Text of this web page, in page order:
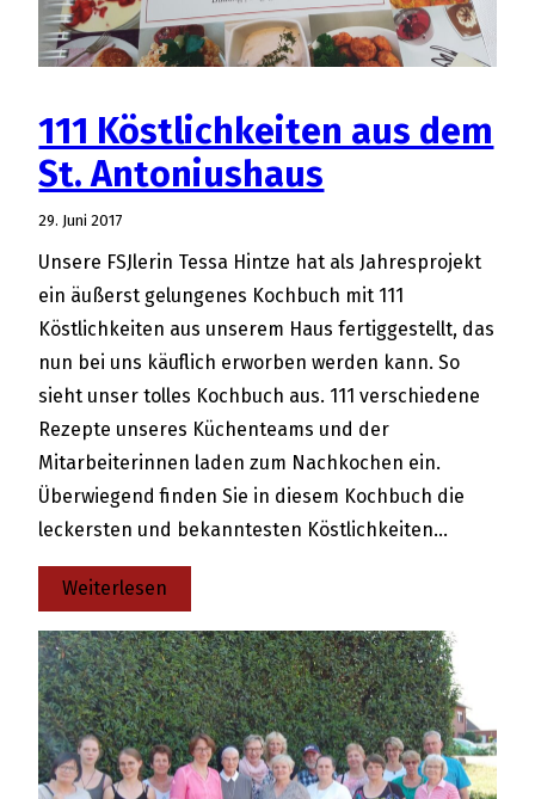
111 Köstlichkeiten aus dem
St. Antoniushaus
29. Juni 2017
Unsere FSJlerin Tessa Hintze hat als Jahresprojekt
ein äußerst gelungenes Kochbuch mit 111
Köstlichkeiten aus unserem Haus fertiggestellt, das
nun bei uns käuflich erworben werden kann. So
sieht unser tolles Kochbuch aus. 111 verschiedene
Rezepte unseres Küchenteams und der
Mitarbeiterinnen laden zum Nachkochen ein.
Überwiegend finden Sie in diesem Kochbuch die
leckersten und bekanntesten Köstlichkeiten…
Weiterlesen
111
Köstlichkeiten
aus
dem
St.
Antoniushaus